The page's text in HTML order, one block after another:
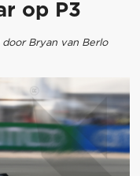
op P3
Bryan van Berlo